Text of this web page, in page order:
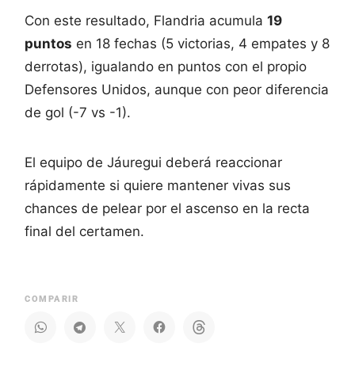
Con este resultado, Flandria acumula 19
puntos en 18 fechas (5 victorias, 4 empates y 8
derrotas), igualando en puntos con el propio
Defensores Unidos, aunque con peor diferencia
de gol (-7 vs -1).
El equipo de Jáuregui deberá reaccionar
rápidamente si quiere mantener vivas sus
chances de pelear por el ascenso en la recta
final del certamen.
COMPARIR